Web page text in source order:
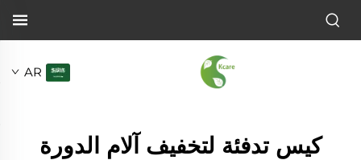
AR
كيس تدفئة لتخفيف آلام الدورة